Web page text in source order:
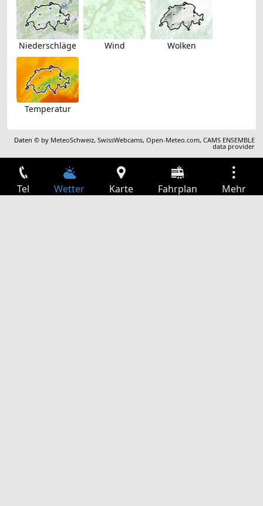
Niederschläge Wind Wolken
Temperatur
Daten © by MeteoSchweiz,SwissWebcams,Open-Meteo.com,CAMS ENSEMBLE
data provider
Tel Wetter Karte Fahrplan Mehr